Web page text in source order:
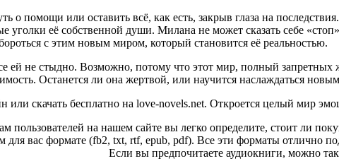
о помощи или оставить всё, как есть, закрыв глаза на
уголки её собственной души. Милана не может сказать себе
с этим новым миром, который становится её реальностью.
ей не стыдно. Возможно, потому что этот мир, полный
Останется ли она жертвой, или научится наслаждаться
скачать бесплатно на love-novels.net. Откроется целый мир
пользователей на нашем сайте вы легко определите, стоит ли
для вас формате (fb2, txt, rtf, epub, pdf). Все эти форматы отлично
Если вы предпочитаете аудиокниги, можно